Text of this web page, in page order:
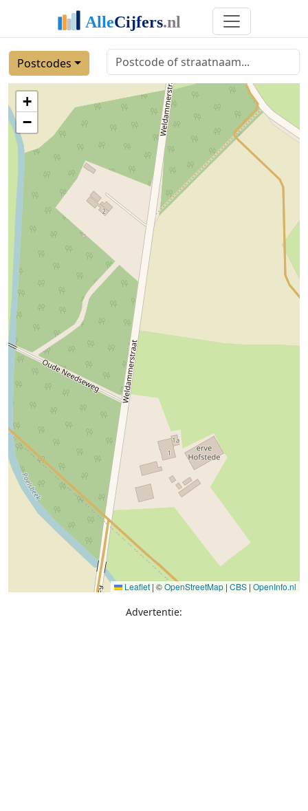
Postcodes
+
−
Leaflet | ©OpenStreetMap | CBS | OpenInfo.nl
Advertentie: